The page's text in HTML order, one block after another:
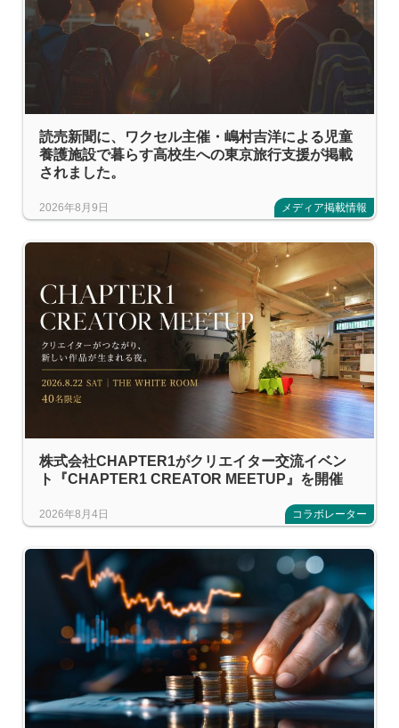
読売新聞に、ワクセル主催・嶋村吉洋による児童
養護施設で暮らす高校生への東京旅行支援が掲載
されました。
2026年8月9日 メディア掲載情報
株式会社CHAPTER1がクリエイター交流イベン
ト『CHAPTER1 CREATOR MEETUP』を開催
2026年8月4日 コラボレーター